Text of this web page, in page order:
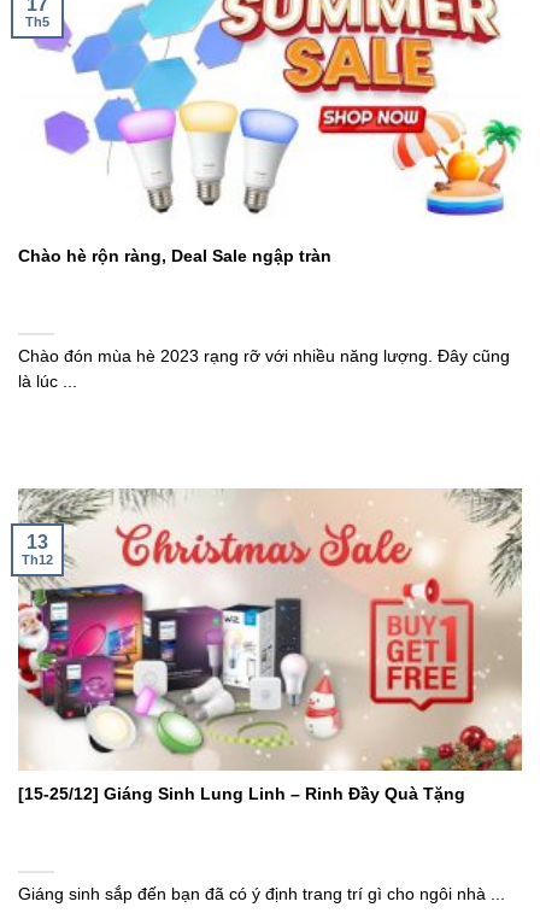
Chào hè rộn ràng, Deal Sale ngập tràn
Chào đón mùa hè 2023 rạng rỡ với nhiều năng lượng. Đây cũng
là lúc ...
17
Th5
[15-25/12] Giáng Sinh Lung Linh – Rinh Đầy Quà Tặng
Giáng sinh sắp đến bạn đã có ý định trang trí gì cho ngôi nhà ...
13
Th12